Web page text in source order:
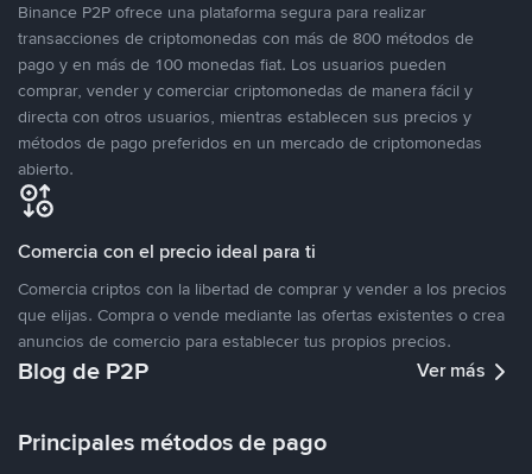
Binance P2P ofrece una plataforma segura para realizar
transacciones de criptomonedas con más de 800 métodos de
pago y en más de 100 monedas fiat. Los usuarios pueden
comprar, vender y comerciar criptomonedas de manera fácil y
directa con otros usuarios, mientras establecen sus precios y
métodos de pago preferidos en un mercado de criptomonedas
abierto.
Comercia con el precio ideal para ti
Comercia criptos con la libertad de comprar y vender a los precios
que elijas. Compra o vende mediante las ofertas existentes o crea
anuncios de comercio para establecer tus propios precios.
Blog de P2P Ver más
Principales métodos de pago